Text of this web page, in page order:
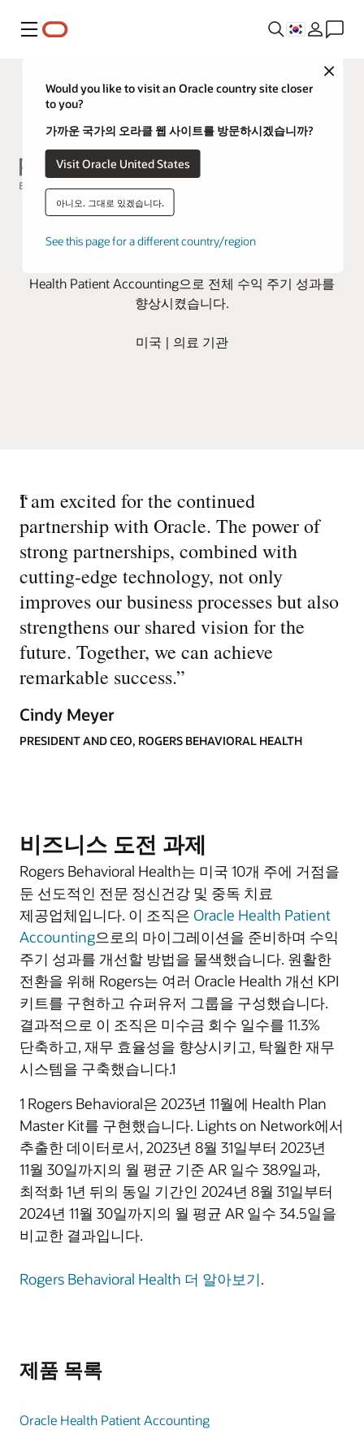
메뉴
Close
Would you like to visit an Oracle country site closer
to you?
가까운 국가의 오라클 웹 사이트를 방문하시겠습니까?
Visit Oracle United States
아니오. 그대로 있겠습니다.
See this page for a different country/region
Rogers Behavioral Health, Oracle
Health로 미수금 회수 일수 단축
Health Patient Accounting으로 전체 수익 주기 성과를
향상시켰습니다.
미국 | 의료 기관
“
I am excited for the continued
partnership with Oracle. The power of
strong partnerships, combined with
cutting-edge technology, not only
improves our business processes but also
strengthens our shared vision for the
future. Together, we can achieve
remarkable success.”
Cindy Meyer
PRESIDENT AND CEO, ROGERS BEHAVIORAL HEALTH
비즈니스 도전 과제
Rogers Behavioral Health는 미국 10개 주에 거점을
둔 선도적인 전문 정신건강 및 중독 치료
제공업체입니다. 이 조직은 Oracle Health Patient
Accounting으로의 마이그레이션을 준비하며 수익
주기 성과를 개선할 방법을 물색했습니다. 원활한
전환을 위해 Rogers는 여러 Oracle Health 개선 KPI
키트를 구현하고 슈퍼유저 그룹을 구성했습니다.
결과적으로 이 조직은 미수금 회수 일수를 11.3%
단축하고, 재무 효율성을 향상시키고, 탁월한 재무
시스템을 구축했습니다.1
1 Rogers Behavioral은 2023년 11월에 Health Plan
Master Kit를 구현했습니다. Lights on Network에서
추출한 데이터로서, 2023년 8월 31일부터 2023년
11월 30일까지의 월 평균 기준 AR 일수 38.9일과,
최적화 1년 뒤의 동일 기간인 2024년 8월 31일부터
2024년 11월 30일까지의 월 평균 AR 일수 34.5일을
비교한 결과입니다.
Rogers Behavioral Health 더 알아보기.
제품 목록
Oracle Health Patient Accounting